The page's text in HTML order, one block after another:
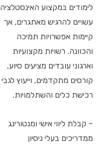
לימודים במקצוע האינסטלציה
עשויים להרגיש מאתגרים, אך
קיימות אפשרויות תמיכה
והכוונה. רשויות מקצועיות
וארגוני עובדים מציעים סיוע,
קורסים מתקדמים, וייעוץ לגבי
רכישת כלים והשתלמויות.
– קבלת ליווי אישי ומנטורינג
ממדריכים בעלי ניסיון